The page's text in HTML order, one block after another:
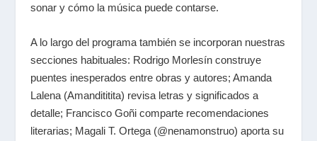
sonar y cómo la música puede contarse.
A lo largo del programa también se incorporan nuestras
secciones habituales: Rodrigo Morlesín construye
puentes inesperados entre obras y autores; Amanda
Lalena (Amandititita) revisa letras y significados a
detalle; Francisco Goñi comparte recomendaciones
literarias; Magali T. Ortega (@nenamonstruo) aporta su